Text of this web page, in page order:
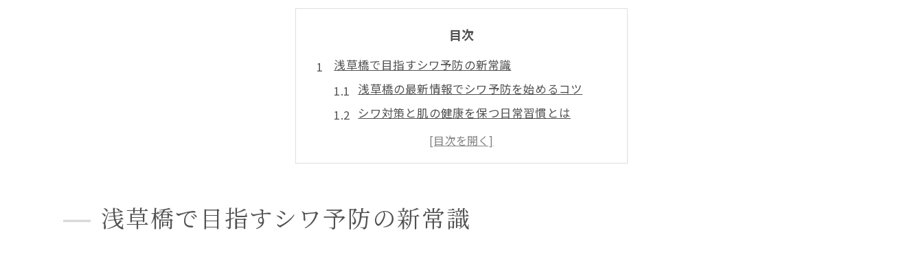
目次
浅草橋で目指すシワ予防の新常識
浅草橋の最新情報でシワ予防を始めるコツ
シワ対策と肌の健康を保つ日常習慣とは
浅草橋で話題のシワ予防法を徹底解説
シワに悩む方が実践するべき新常識とは
注目の浅草橋肌育注射とシワ対策
肌育注射で叶うシワ予防の仕組みと特徴
浅草橋で目指すシワ予防の新常識